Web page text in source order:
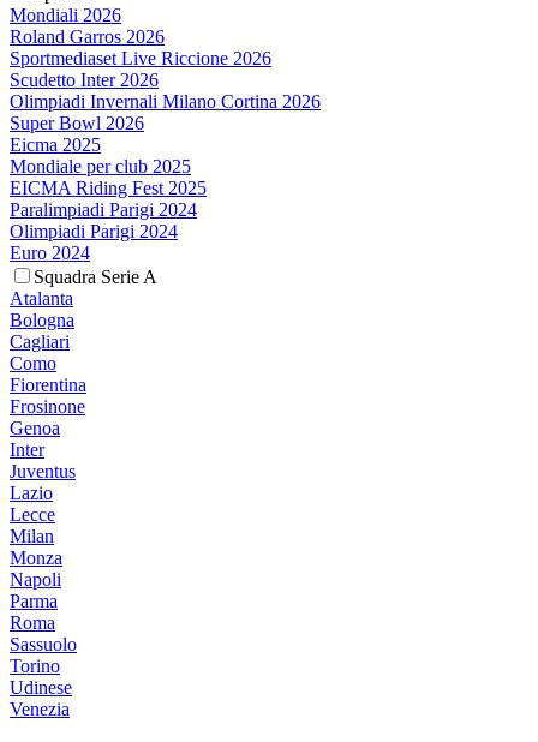
Mondiali 2026
Roland Garros 2026
Sportmediaset Live Riccione 2026
Scudetto Inter 2026
Olimpiadi Invernali Milano Cortina 2026
Super Bowl 2026
Eicma 2025
Mondiale per club 2025
EICMA Riding Fest 2025
Paralimpiadi Parigi 2024
Olimpiadi Parigi 2024
Euro 2024
Squadra Serie A
Atalanta
Bologna
Cagliari
Como
Fiorentina
Frosinone
Genoa
Inter
Juventus
Lazio
Lecce
Milan
Monza
Napoli
Parma
Roma
Sassuolo
Torino
Udinese
Venezia